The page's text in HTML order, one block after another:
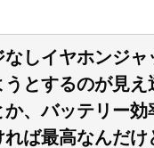
しイヤホンジ
とするのが見
、バッテリー
ば最高なんだけ